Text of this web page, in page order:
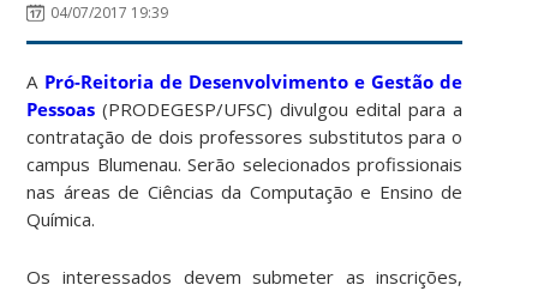
04/07/2017 19:39
A Pró-Reitoria de Desenvolvimento e Gestão de
Pessoas (PRODEGESP/UFSC) divulgou edital para a
contratação de dois professores substitutos para o
campus Blumenau. Serão selecionados profissionais
nas áreas de Ciências da Computação e Ensino de
Química.
Os interessados devem submeter as inscrições,